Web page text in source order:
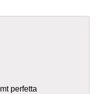
perfetta